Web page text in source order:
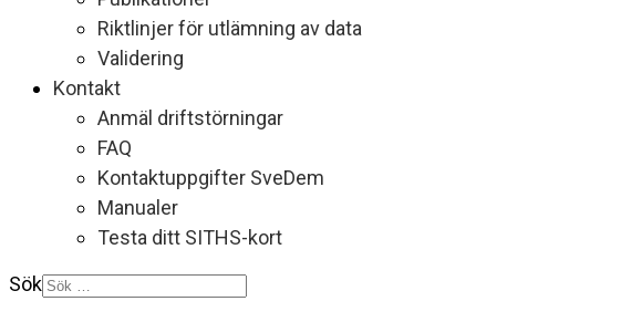
Riktlinjer för utlämning av data
Validering
Kontakt
Anmäl driftstörningar
FAQ
Kontaktuppgifter SveDem
Manualer
Testa ditt SITHS-kort
Sök